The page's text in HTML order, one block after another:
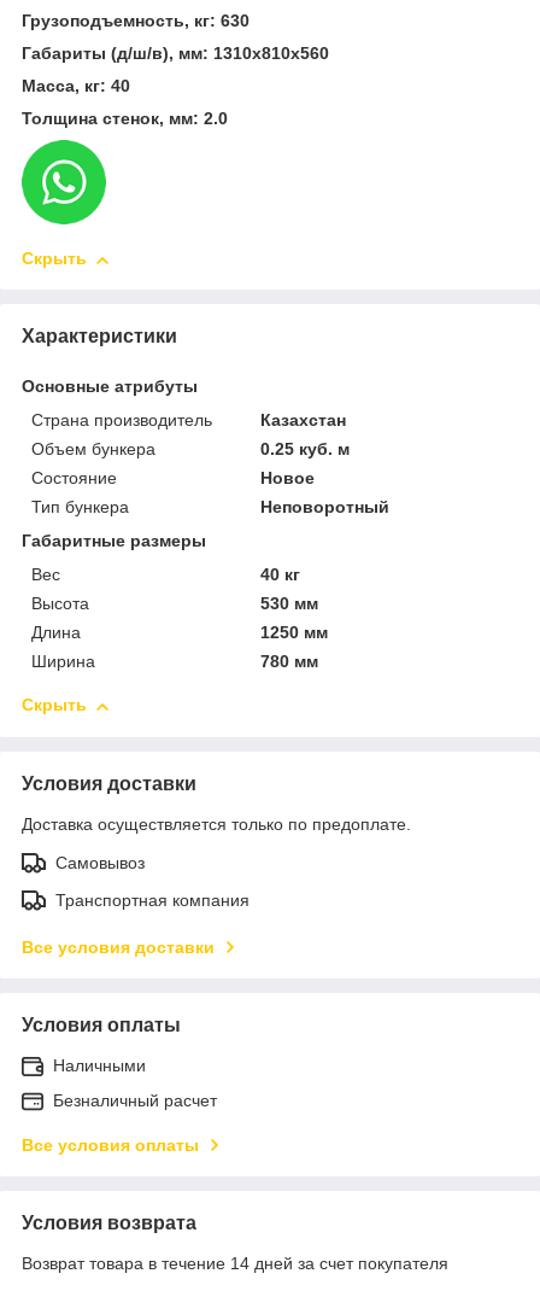
Грузоподъемность, кг: 630
Габариты (д/ш/в), мм: 1310х810х560
Масса, кг: 40
Толщина стенок, мм: 2.0
Скрыть
Характеристики
Основные атрибуты
Страна производитель
Казахстан
Объем бункера
0.25 куб. м
Состояние
Новое
Тип бункера
Неповоротный
Габаритные размеры
Вес
40 кг
Высота
530 мм
Длина
1250 мм
Ширина
780 мм
Скрыть
Условия доставки
Доставка осуществляется только по предоплате.
Самовывоз
Транспортная компания
Все условия доставки
Условия оплаты
Наличными
Безналичный расчет
Все условия оплаты
Условия возврата
Возврат товара в течение 14 дней за счет покупателя